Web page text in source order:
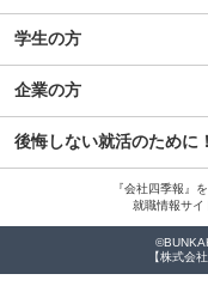
学生の方
企業の方
後悔しない就活のために！
『会社四季報』
就職情報サイ
【株式会